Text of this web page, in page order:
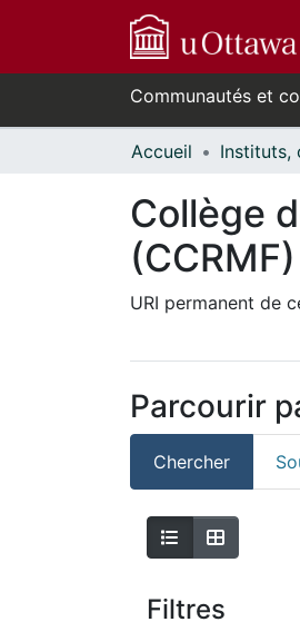
Communautés et
Accueil
Collège
(CCRMF)
URI permanent de
Parcourir
Chercher
Filtres